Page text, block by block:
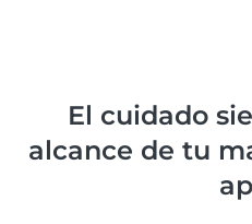
El cuidado
alcance de tu